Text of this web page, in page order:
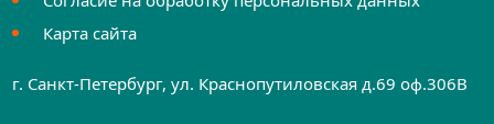
Карта сайта
г. Санкт-Петербург, ул. Краснопутиловская д.69 оф.306B